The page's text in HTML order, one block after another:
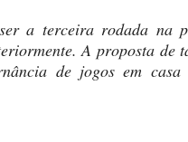
a terceira rodada na
A proposta de
de jogos em